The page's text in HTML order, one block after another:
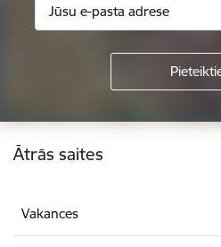
Kājene
Ātrās saites
Vakances